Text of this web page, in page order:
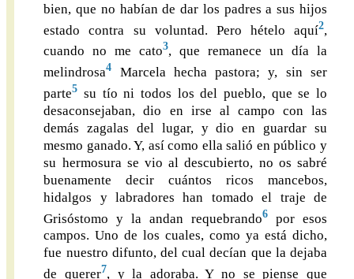
bien, que no habían de dar los padres a sus hijos
estado contra su voluntad. Pero hételo aquí2,
cuando no me cato3, que remanece un día la
melindrosa4
Marcela hecha pastora; y, sin ser
parte5 su tío ni todos los del pueblo, que se lo
desaconsejaban, dio en irse al campo con las
demás zagalas del lugar, y dio en guardar su
mesmo ganado. Y, así como ella salió en público y
su hermosura se vio al descubierto, no os sabré
buenamente decir cuántos ricos mancebos,
hidalgos y labradores han tomado el traje de
Grisóstomo y la andan requebrando6
por esos
campos. Uno de los cuales, como ya está dicho,
fue nuestro difunto, del cual decían que la dejaba
de querer7, y la adoraba. Y no se piense que